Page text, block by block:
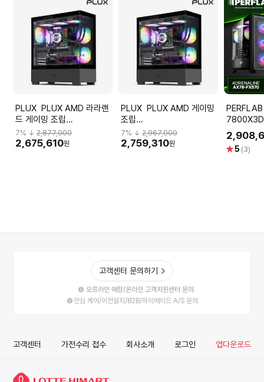
PLUX PLUX AMD 라라랜
드 게이밍 조립
PC(7800X3D/9070XT/32G/1TB)
조립식컴퓨터
7% ↓ 2,877,000
2,675,610원
PLUX PLUX AMD 게이밍
조립
PC(7800X3D/5070/32G/2TB)
조립식컴퓨터
7% ↓2,967,000
2,759,310원
PERFLAB 라이
12GB
퓨터 데스
별5 (3)
고객센터 문의하기
오프라인 매장/온라인 고객지원센터 문의
안심 케어/이전설치/B2B/하이메이드 A/S 문의
고객센터 가전수리 접수 회사소개 로그인 앱다운로드